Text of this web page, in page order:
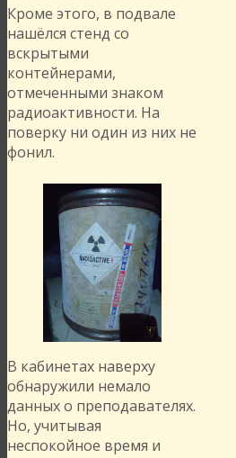
Кроме этого, в подвале
нашёлся стенд со
вскрытыми
контейнерами,
отмеченными знаком
радиоактивности. На
поверку ни один из них не
фонил.
В кабинетах наверху
обнаружили немало
данных о преподавателях.
Но, учитывая
неспокойное время и